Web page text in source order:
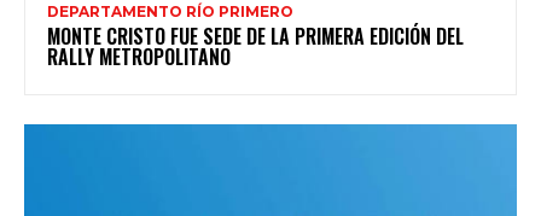
DEPARTAMENTO RÍO PRIMERO
MONTE CRISTO FUE SEDE DE LA PRIMERA EDICIÓN DEL
RALLY METROPOLITANO